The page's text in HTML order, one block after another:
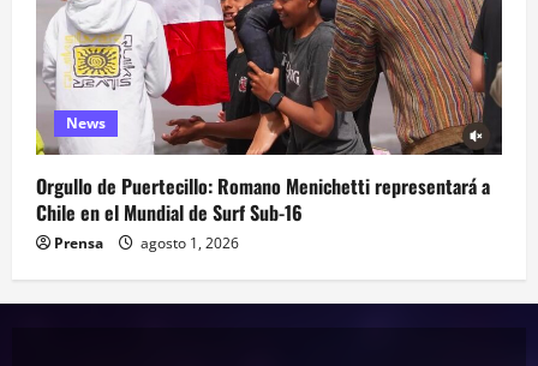
News
Orgullo de Puertecillo: Romano Menichetti representará a
Chile en el Mundial de Surf Sub-16
Prensa agosto 1, 2026